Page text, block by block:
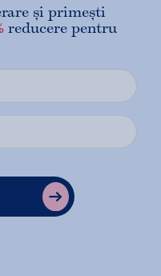
și primești
reducere pentru